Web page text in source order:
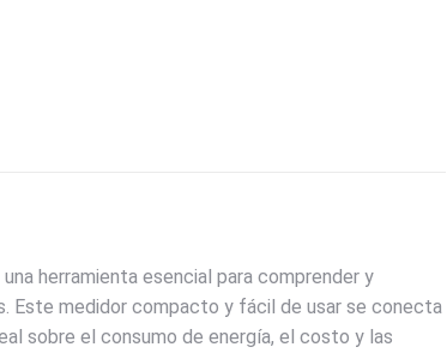
una herramienta esencial para comprender y
Este medidor compacto y fácil de usar se conecta
sobre el consumo de energía, el costo y las